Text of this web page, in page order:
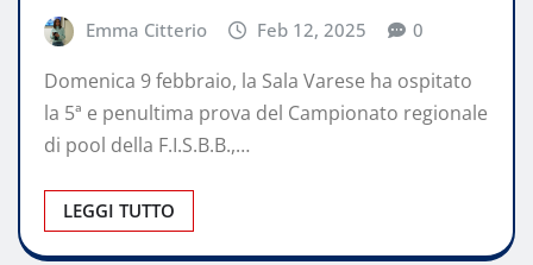
Emma Citterio Feb 12, 2025 0
Domenica 9 febbraio, la Sala Varese ha ospitato
la 5ª e penultima prova del Campionato regionale
di pool della F.I.S.B.B.,…
LEGGI TUTTO